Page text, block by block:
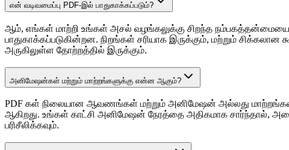
என் வடிவமைப்பு PDF-இல் பாதுகாக்கப்படும்?
ஆம், எங்கள் மாற்றி உங்கள் அசல் வழங்கலுக்கு சிறந்த நம்பகத்தன்மையைப்
பாதுகாக்கப்படுகின்றன. நிறங்கள் சரியாக இருக்கும், மற்றும்
அருகிலுள்ள தோற்றத்தில் இருக்கும்.
அனிமேஷன்கள் மற்றும் மாற்றங்களுக்கு என்ன ஆகும்?
PDF கள் நிலையான ஆவணங்கள் மற்றும் அனிமேஷன் அல்லது
ஆகிறது. உங்கள் காட்சி அனிமேஷன் நேரத்தை அதிகமாக சார்ந்தால்,
பரிசீலிக்கவும்.